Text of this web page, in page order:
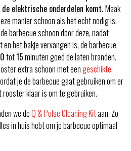
de elektrische onderdelen komt.Maak
manier schoon als het echt nodig is.
barbecue schoon door deze, nadat
het bakje vervangen is, de barbecue
tot15minuten goed de laten branden.
extra schoon met eengeschikte
je de barbecue gaat gebruiken om er
rooster klaar is om te gebruiken.
we deQ & Pulse Cleaning Kitaan. Zo
in huis hebt om je barbecue optimaal